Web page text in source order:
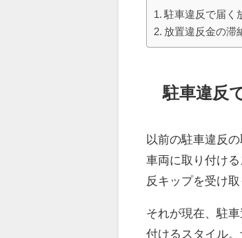
駐車違反で届く
放置違反金の滞
駐車違反
以前の駐車違反
車両に取り付け
反キップを受け取
それが現在、駐
付けるスタイル